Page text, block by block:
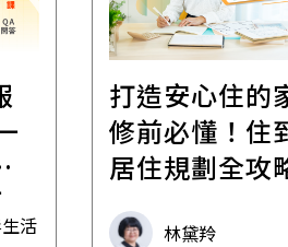
活
打造安心住的
修前必懂！住
居住規劃全攻
林黛羚